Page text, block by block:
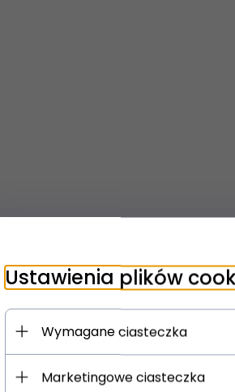
nad nim pracują. Tymczasem
Ustawienia plików
Wymagane ciasteczka
Marketingowe ciasteczka